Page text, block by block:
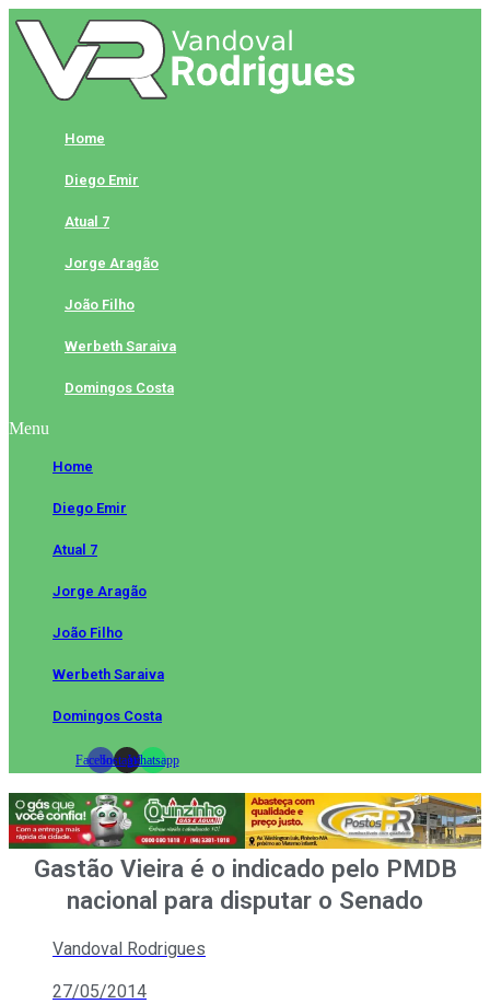
Skip
to
content
Home
Diego Emir
Atual 7
Jorge Aragão
João Filho
Werbeth Saraiva
Domingos Costa
Menu
Home
Diego Emir
Atual 7
Jorge Aragão
João Filho
Werbeth Saraiva
Domingos Costa
FacebookInstagramWhatsapp
Gastão Vieira é o indicado pelo PMDB
nacional para disputar o Senado
Vandoval Rodrigues
27/05/2014